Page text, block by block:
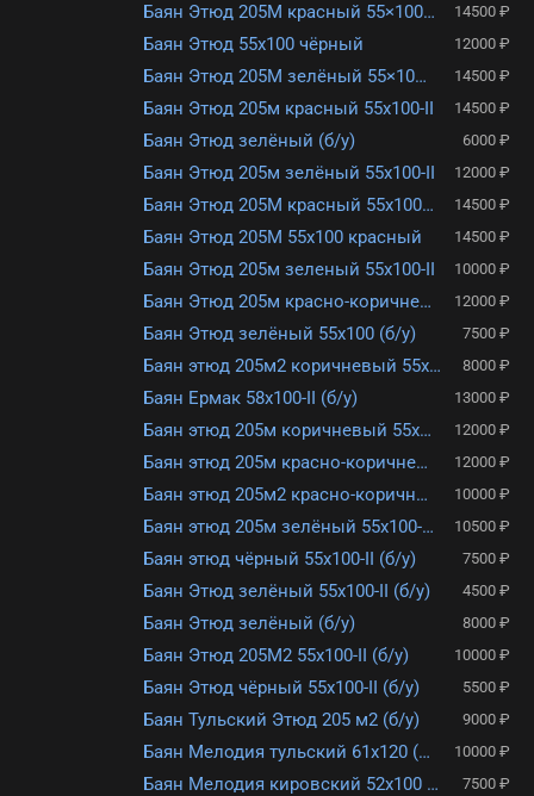
Баян Этюд 205М красный 55×100-II (б/у) 14500 ₽
Баян Этюд 55х100 чёрный 12000 ₽
Баян Этюд 205М зелёный 55×100-II (б/у) 14500 ₽
Баян Этюд 205м красный 55х100-II 14500 ₽
Баян Этюд зелёный (б/у) 6000 ₽
Баян Этюд 205м зелёный 55х100-II 12000 ₽
Баян Этюд 205М красный 55х100-II (б/у) 14500 ₽
Баян Этюд 205М 55х100 красный 14500 ₽
Баян Этюд 205м зеленый 55х100-II 10000 ₽
Баян Этюд 205м красно-коричневый 55х100-II (б/у) 12000 ₽
Баян Этюд зелёный 55х100 (б/у) 7500 ₽
Баян этюд 205м2 коричневый 55х100-II (б/у) 8000 ₽
Баян Ермак 58х100-II (б/у) 13000 ₽
Баян этюд 205м коричневый 55х100-II (б/у) 12000 ₽
Баян этюд 205м красно-коричневый 55х100-II (б/у) 12000 ₽
Баян этюд 205м2 красно-коричневый 55х100-II (б/у) 10000 ₽
Баян этюд 205м зелёный 55х100-II (б/у) 10500 ₽
Баян этюд чёрный 55х100-II (б/у) 7500 ₽
Баян Этюд зелёный 55х100-II (б/у) 4500 ₽
Баян Этюд зелёный (б/у) 8000 ₽
Баян Этюд 205М2 55х100-II (б/у) 10000 ₽
Баян Этюд чёрный 55х100-II (б/у) 5500 ₽
Баян Тульский Этюд 205 м2 (б/у) 9000 ₽
Баян Мелодия тульский 61х120 (б/у) 10000 ₽
Баян Мелодия кировский 52х100 (б/у) 7500 ₽